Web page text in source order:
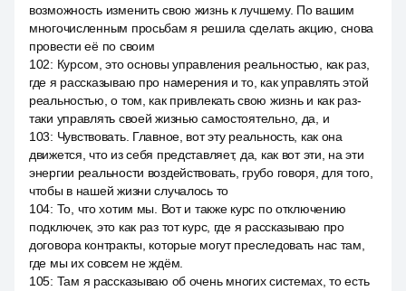
возможность изменить свою жизнь к лучшему. По вашим
многочисленным просьбам я решила сделать акцию, снова
провести её по своим
102: Курсом, это основы управления реальностью, как раз,
где я рассказываю про намерения и то, как управлять этой
реальностью, о том, как привлекать свою жизнь и как раз-
таки управлять своей жизнью самостоятельно, да, и
103: Чувствовать. Главное, вот эту реальность, как она
движется, что из себя представляет, да, как вот эти, на эти
энергии реальности воздействовать, грубо говоря, для того,
чтобы в нашей жизни случалось то
104: То, что хотим мы. Вот и также курс по отключению
подключек, это как раз тот курс, где я рассказываю про
договора контракты, которые могут преследовать нас там,
где мы их совсем не ждём.
105: Там я рассказываю об очень многих системах, то есть